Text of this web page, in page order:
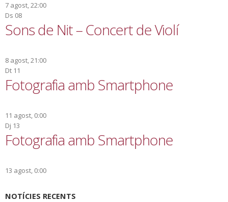
7 agost, 22:00
Ds 08
Sons de Nit – Concert de Violí
8 agost, 21:00
Dt 11
Fotografia amb Smartphone
11 agost, 0:00
Dj 13
Fotografia amb Smartphone
13 agost, 0:00
NOTÍCIES RECENTS